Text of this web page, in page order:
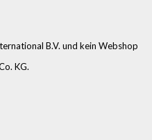
B.V. und kein Webshop
KG.